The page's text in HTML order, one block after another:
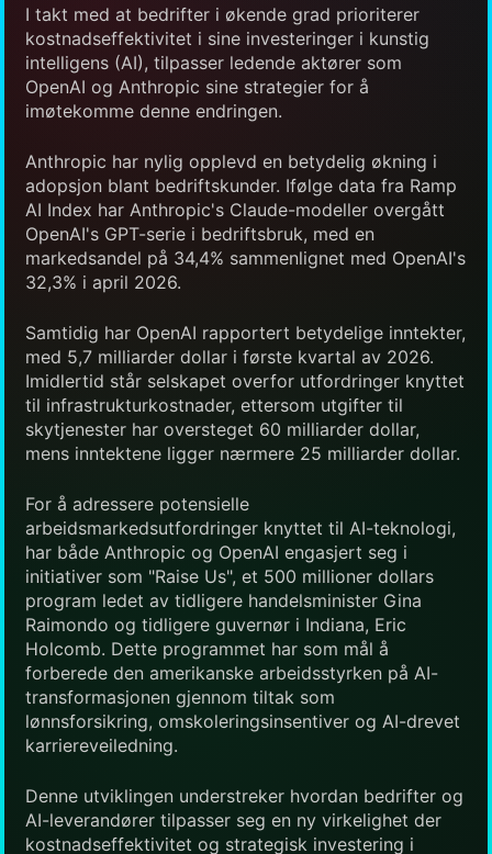
I takt med at bedrifter i økende grad prioriterer
kostnadseffektivitet i sine investeringer i kunstig
intelligens (AI), tilpasser ledende aktører som
OpenAI og Anthropic sine strategier for å
imøtekomme denne endringen.
Anthropic har nylig opplevd en betydelig økning i
adopsjon blant bedriftskunder. Ifølge data fra Ramp
AI Index har Anthropic's Claude-modeller overgått
OpenAI's GPT-serie i bedriftsbruk, med en
markedsandel på 34,4% sammenlignet med OpenAI's
32,3% i april 2026.
Samtidig har OpenAI rapportert betydelige inntekter,
med 5,7 milliarder dollar i første kvartal av 2026.
Imidlertid står selskapet overfor utfordringer knyttet
til infrastrukturkostnader, ettersom utgifter til
skytjenester har oversteget 60 milliarder dollar,
mens inntektene ligger nærmere 25 milliarder dollar.
For å adressere potensielle
arbeidsmarkedsutfordringer knyttet til AI-teknologi,
har både Anthropic og OpenAI engasjert seg i
initiativer som "Raise Us", et 500 millioner dollars
program ledet av tidligere handelsminister Gina
Raimondo og tidligere guvernør i Indiana, Eric
Holcomb. Dette programmet har som mål å
forberede den amerikanske arbeidsstyrken på AI-
transformasjonen gjennom tiltak som
lønnsforsikring, omskoleringsinsentiver og AI-drevet
karriereveiledning.
Denne utviklingen understreker hvordan bedrifter og
AI-leverandører tilpasser seg en ny virkelighet der
kostnadseffektivitet og strategisk investering i